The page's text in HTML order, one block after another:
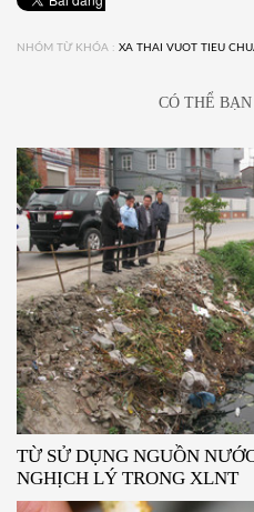
NHÓM TỪ KHÓA : XA THAI VUOT TIEU
CÓ THỂ
TỪ SỬ DỤNG NGUỒN
NGHỊCH LÝ TRONG XLNT